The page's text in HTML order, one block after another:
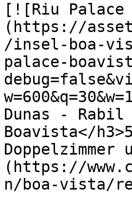
[![Riu Palace
(https://
/insel-boa-
palace-
Dunas - Rabil
Boavista</
(https://
n/boa-vista/